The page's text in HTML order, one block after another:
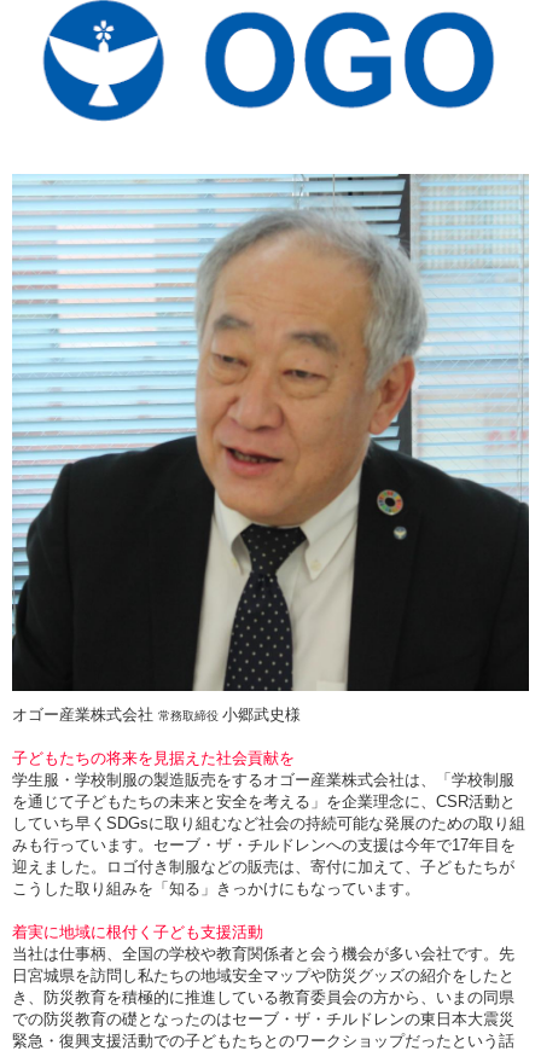
オゴー産業株式会社 常務取締役 小郷武史様
子どもたちの将来を見据えた社会貢献を
学生服・学校制服の製造販売をするオゴー産業株式会社は、「学校制服
を通じて子どもたちの未来と安全を考える」を企業理念に、 CSR活動と
していち早く SDGsに取り組むなど社会の持続可能な発展のための取り組
みも行っています。セーブ・ザ・チルドレンへの支援は今年で17年目を
迎えました。ロゴ付き制服などの販売は、寄付に加えて、子どもたちが
こうした取り組みを「知る」きっかけにもなっています。
着実に地域に根付く子ども支援活動
当社は仕事柄、全国の学校や教育関係者と会う機会が多い会社です。先
日宮城県を訪問し私たちの地域安全マップや防災グッズの紹介をしたと
き、防災教育を積極的に推進している教育委員会の方から、いまの同県
での防災教育の礎となったのはセーブ・ザ・チルドレンの東日本大震災
緊急・復興支援活動での子どもたちとのワークショップだったという話